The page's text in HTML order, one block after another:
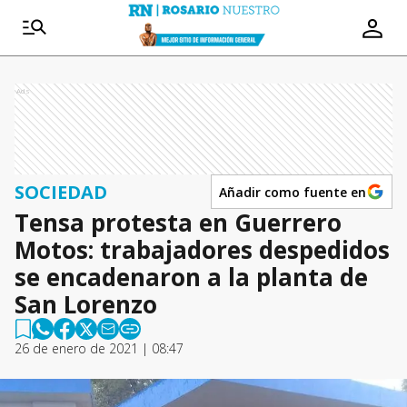
Ads
SOCIEDAD Añadir como fuente en
Tensa protesta en Guerrero
Motos: trabajadores despedidos
se encadenaron a la planta de
San Lorenzo
26 de enero de 2021 | 08:47